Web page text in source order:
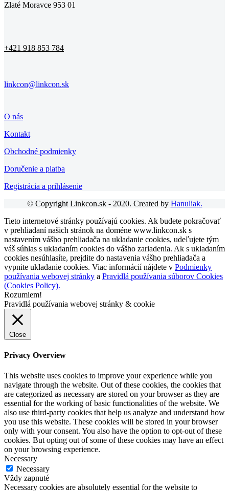
Zlaté Moravce 953 01
+421 918 853 784
linkcon@linkcon.sk
O nás
Kontakt
Obchodné podmienky
Doručenie a platba
Registrácia a prihlásenie
© Copyright Linkcon.sk - 2020. Created by Hanuliak.
Tieto internetové stránky používajú cookies. Ak budete pokračovať
v prehliadaní našich stránok na doméne www.linkcon.sk s
nastavením vášho prehliadača na ukladanie cookies, udeľujete tým
váš súhlas s ukladaním cookies do vášho zariadenia. Ak s ukladaním
cookies nesúhlasíte, prejdite do nastavenia vášho prehliadača a
vypnite ukladanie cookies. Viac informácií nájdete v Podmienky
používania webovej stránky a Pravidlá používania súborov Cookies
(Cookies Policy).
Rozumiem!
Pravidlá používania webovej stránky & cookie
Close
Privacy Overview
This website uses cookies to improve your experience while you
navigate through the website. Out of these cookies, the cookies that
are categorized as necessary are stored on your browser as they are
essential for the working of basic functionalities of the website. We
also use third-party cookies that help us analyze and understand how
you use this website. These cookies will be stored in your browser
only with your consent. You also have the option to opt-out of these
cookies. But opting out of some of these cookies may have an effect
on your browsing experience.
Necessary
Necessary
Vždy zapnuté
Necessary cookies are absolutely essential for the website to